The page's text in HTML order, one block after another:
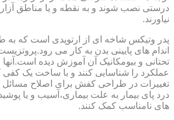
درستی نصب شوند و به نقطه و یا مناطق آزار
نیاورند.
پدر وتیکس شاخه ای از ارتوپدی است که به
اندام های پایینی بدن به کار می
تحتانی و بیومکانیک آن آموزش دیده است.آنها
عملکرد را شناسایی کنند و با ساخت یک
تغییرات در طراحی کفش برای اصلاح مسائل
درد پای بیمار به علت بیماری،آسیب و یا
های نامناسب کمک کنند.